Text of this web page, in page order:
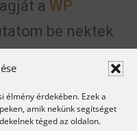
élmény érdekében. Ezek a
amik nekünk segítséget
téged az oldalon.
a WP
be nektek
Elementornak
a WP